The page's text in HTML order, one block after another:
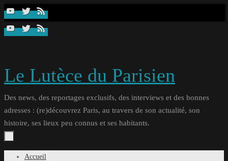
Passer
contenu
Le Lutèce du Parisien
Des news, des reportages exclusifs, des interviews et des bonnes
adresses : (re)découvrez Paris, au travers de son actualité, son
histoire, ses lieux peu connus et ses habitants.
Passer
Accueil